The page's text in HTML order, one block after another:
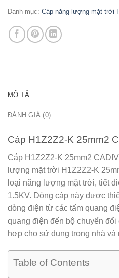
Danh mục: Cáp năng lượng mặt trời
MÔ TẢ
ĐÁNH GIÁ (0)
Cáp H1Z2Z2-K 25mm2
Cáp H1Z2Z2-K 25mm2
lượng mặt trời H1Z2Z2-K
loại năng lượng mặt trời, tiết
1.5KV. Dòng cáp này được
dòng điện từ các tấm quang
quang điện đến bộ chuyển
hợp cho sử dụng trong nhà và
Table of Contents